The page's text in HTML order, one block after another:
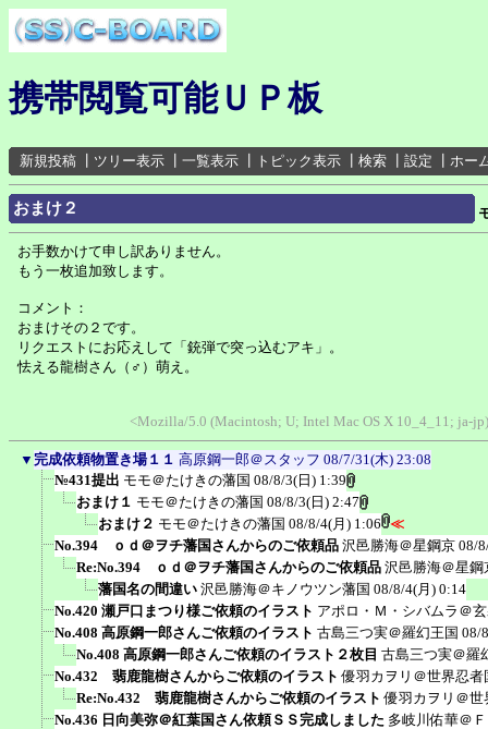
携帯閲覧可能ＵＰ板
新規投稿 ツリー表示 一覧表示 トピック表示 検索 設定 ホー
おまけ２
お手数かけて申し訳ありません。
もう一枚追加致します。
コメント：
おまけその２です。
リクエストにお応えして「銃弾で突っ込むアキ」。
怯える龍樹さん（♂）萌え。
<Mozilla/5.0 (Macintosh; U; Intel Mac OS X 10_4_11; ja-
▼ 完成依頼物置き場１１ 高原鋼一郎＠スタッフ 08/7/31(木) 23:08
№431提出 モモ＠たけきの藩国 08/8/3(日) 1:39
おまけ１ モモ＠たけきの藩国 08/8/3(日) 2:47
おまけ２ モモ＠たけきの藩国 08/8/4(月) 1:06 ≪
No.394 ｏｄ＠ヲチ藩国さんからのご依頼品 沢邑勝海＠星鋼京 08/
Re:No.394 ｏｄ＠ヲチ藩国さんからのご依頼品 沢邑勝海＠星鋼
藩国名の間違い 沢邑勝海＠キノウツン藩国 08/8/4(月) 0:14
No.420 瀬戸口まつり様ご依頼のイラスト アポロ・Ｍ・シバムラ＠
No.408 高原鋼一郎さんご依頼のイラスト 古島三つ実＠羅幻王国 08/
No.408 高原鋼一郎さんご依頼のイラスト２枚目 古島三つ実＠羅
No.432 翡鹿龍樹さんからご依頼のイラスト 優羽カヲリ＠世界忍者
Re:No.432 翡鹿龍樹さんからご依頼のイラスト 優羽カヲリ＠世
No.436 日向美弥＠紅葉国さん依頼ＳＳ完成しました 多岐川佑華＠